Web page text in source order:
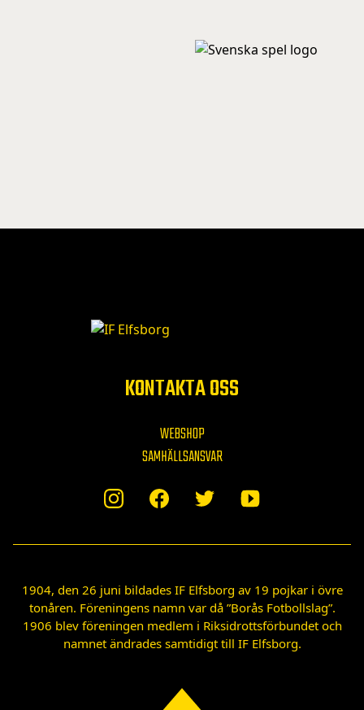
KONTAKTA OSS
WEBSHOP
SAMHÄLLSANSVAR
1904, den 26 juni bildades IF Elfsborg av 19 pojkar i övre
tonåren. Föreningens namn var då ”Borås Fotbollslag”.
1906 blev föreningen medlem i Riksidrottsförbundet och
namnet ändrades samtidigt till IF Elfsborg.